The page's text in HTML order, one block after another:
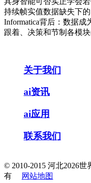
持续帧实值数据缺失下的
Informatica背后：数据
跟着、决策和节制各模
关于我们
ai资讯
ai应用
联系我们
© 2010-2015 河北2026
有
网站地图